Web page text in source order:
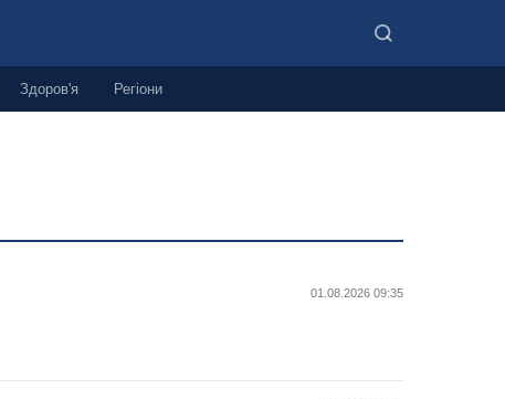
Здоров'я Регіони
01.08.2026 09:35